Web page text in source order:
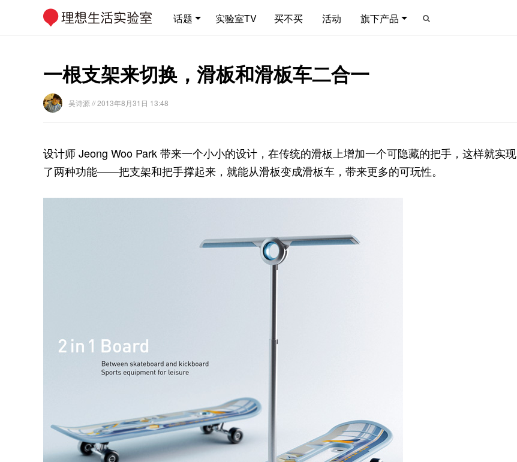
话题 实验室TV 买不买 活动 旗下产品
一根支架来切换，滑板和滑板车二合一
吴诗源 // 2013年8月31日 13:48
设计师 Jeong Woo Park 带来一个小小的设计，在传统的滑板上增加一个可隐藏的把手，这样就实现
了两种功能——把支架和把手撑起来，就能从滑板变成滑板车，带来更多的可玩性。